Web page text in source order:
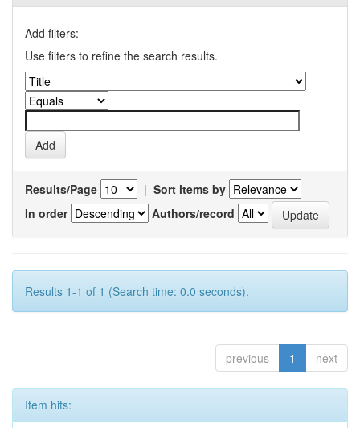
Add filters:
Use filters to refine the search results.
Results/Page | Sort items by
In order
Authors/record
Results 1-1 of 1 (Search time: 0.0 seconds).
previous 1 next
Item hits: